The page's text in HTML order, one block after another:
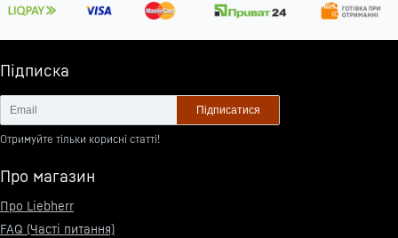
Підписка
Підписатися
Отримуйте тільки корисні статті!
Про магазин
Про Liebherr
FAQ (Часті питання)